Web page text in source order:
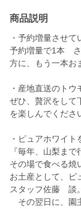
商品説明
・予約増量させて
予約増量で1本 さ
方に、もう一本お
・産地直送のトウ
ぜひ、贅沢をし
を楽しんでくださ
・ピュアホワイ
『毎年、山梨ま
その場で食べる焼
お土産として、ピ
スタッフ佐藤 談。
その翌日に、園